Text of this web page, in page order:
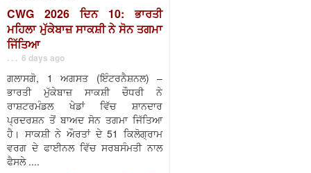
CWG 2026 ਦਿਨ 10: ਭਾਰਤੀ
ਮਹਿਲਾ ਮੁੱਕੇਬਾਜ਼ ਸਾਕਸ਼ੀ ਨੇ ਸੋਨ ਤਗਮਾ
ਜਿੱਤਿਆ
. . . 6 days ago
ਗਲਾਸਗੋ, 1 ਅਗਸਤ (ਇੰਟਰਨੈਸ਼ਨਲ) –
ਭਾਰਤੀ ਮੁੱਕੇਬਾਜ਼ ਸਾਕਸ਼ੀ ਚੌਧਰੀ ਨੇ
ਰਾਸ਼ਟਰਮੰਡਲ ਖੇਡਾਂ ਵਿੱਚ ਸ਼ਾਨਦਾਰ
ਪ੍ਰਦਰਸ਼ਨ ਤੋਂ ਬਾਅਦ ਸੋਨ ਤਗਮਾ ਜਿੱਤਿਆ
ਹੈ। ਸਾਕਸ਼ੀ ਨੇ ਔਰਤਾਂ ਦੇ 51 ਕਿਲੋਗ੍ਰਾਮ
ਵਰਗ ਦੇ ਫਾਈਨਲ ਵਿੱਚ ਸਰਬਸੰਮਤੀ ਨਾਲ
ਫੈਸਲੇ ....